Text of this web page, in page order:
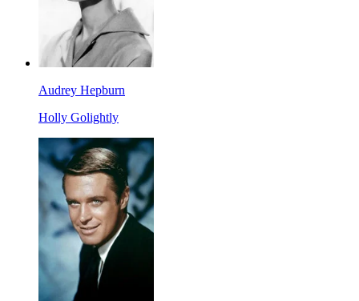
Audrey Hepburn
Holly Golightly